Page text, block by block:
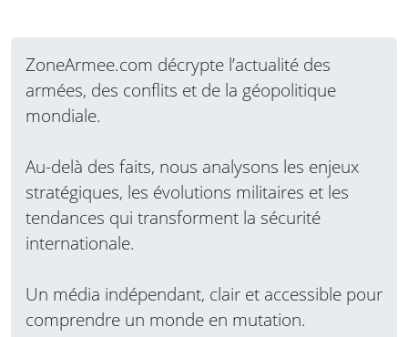
ZoneArmee.com décrypte l’actualité des
armées, des conflits et de la géopolitique
mondiale.
Au-delà des faits, nous analysons les enjeux
stratégiques, les évolutions militaires et les
tendances qui transforment la sécurité
internationale.
Un média indépendant, clair et accessible pour
comprendre un monde en mutation.